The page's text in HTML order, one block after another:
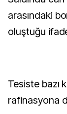
arasındaki
oluştuğu
Tesiste bazı
rafinasyona